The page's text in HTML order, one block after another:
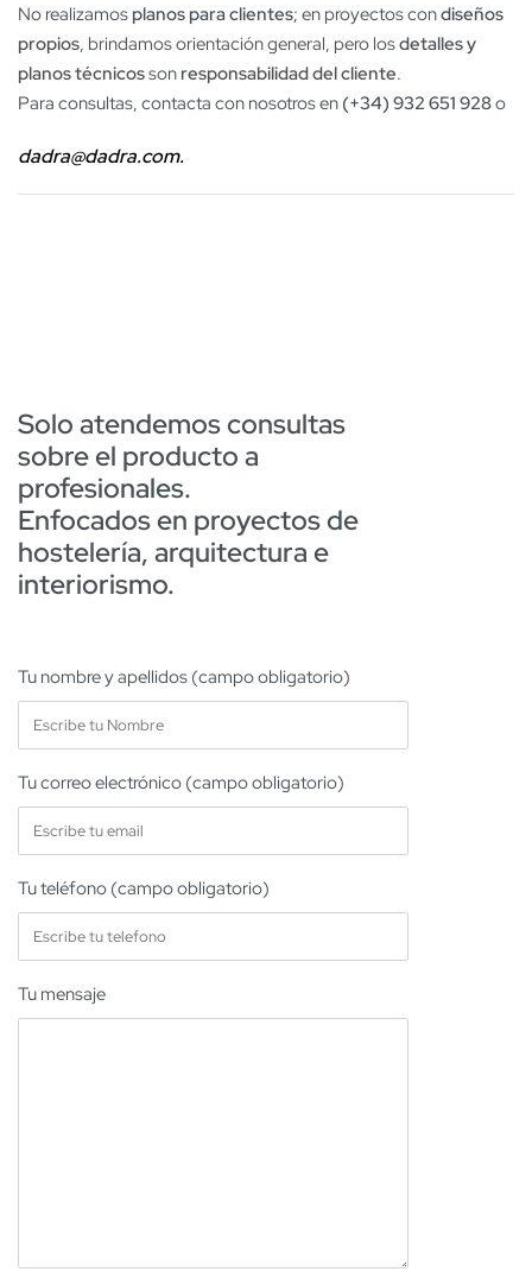
No realizamos planos para clientes; en proyectos condiseños
propios, brindamos orientación general, pero losdetalles y
planos técnicosson responsabilidad del cliente.
Para consultas, contacta con nosotros en (+34) 932 651 928o
dadra@dadra.com.
Solo atendemos consultas
sobre el producto a
profesionales.
Enfocados en proyectos de
hostelería, arquitectura e
interiorismo.
Tu nombre y apellidos (campo obligatorio)
Tu correo electrónico (campo obligatorio)
Tu teléfono (campo obligatorio)
Tu mensaje